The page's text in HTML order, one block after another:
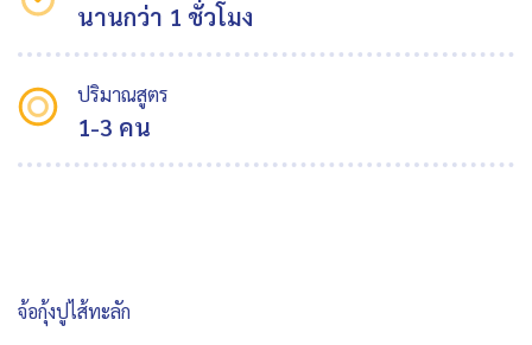
นานกว่า 1 ชั่วโมง
ปริมาณสูตร
1-3 คน
จ้อกุ้งปูไส้ทะลัก